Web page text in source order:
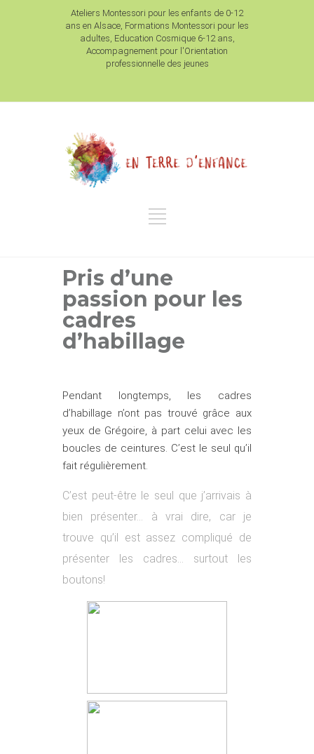
Ateliers Montessori pour les enfants de 0-12
ans en Alsace, Formations Montessori pour les
adultes, Education Cosmique 6-12 ans,
Accompagnement pour l'Orientation
professionnelle des jeunes
Pris d’une
passion pour les
cadres
d’habillage
Pendant longtemps, les cadres
d’habillage n’ont pas trouvé grâce aux
yeux de Grégoire, à part celui avec les
boucles de ceintures. C’est le seul qu’il
fait régulièrement.
C’est peut-être le seul que j’arrivais à
bien présenter… à vrai dire, car je
trouve qu’il est assez compliqué de
présenter les cadres… surtout les
boutons!